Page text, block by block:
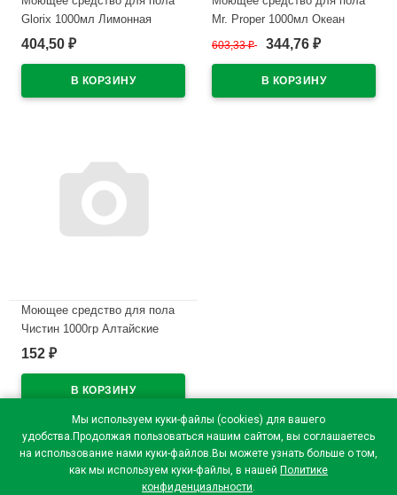
Мы используем куки-файлы (cookies) для вашего
удобства.Продолжая пользоваться нашим сайтом, вы соглашаетесь
на использование нами куки-файлов.Вы можете узнать больше о том,
как мы используем куки-файлы, в нашей Политике
конфиденциальности.
Glorix 1000мл Лимонная
энергия
404,50 ₽
Mr. Proper 1000мл Океан
В наличии
603,33₽ 344,76 ₽
Моющее средство для пола
Чистин 1000гр Алтайские
луга, антимикроб. эффект
152 ₽